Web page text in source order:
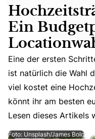
Ein
Eine der ersten
Eine der ersten
ist natürlich die Wahl
viel kostet eine
könnt ihr am besten
Lesen dieses Artikels
Foto: Unsplash/James Bold